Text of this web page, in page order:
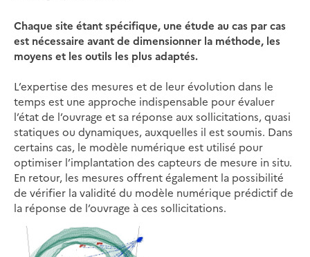
Chaque site étant spécifique, une étude au cas par cas
est nécessaire avant de dimensionner la méthode, les
moyens et les outils les plus adaptés.
L’expertise des mesures et de leur évolution dans le
temps est une approche indispensable pour évaluer
l’état de l’ouvrage et sa réponse aux sollicitations, quasi
statiques ou dynamiques, auxquelles il est soumis. Dans
certains cas, le modèle numérique est utilisé pour
optimiser l’implantation des capteurs de mesure in situ.
En retour, les mesures offrent également la possibilité
de vérifier la validité du modèle numérique prédictif de
la réponse de l’ouvrage à ces sollicitations.